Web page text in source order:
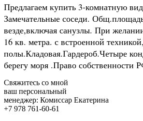
Предлагаем купить 3-комнатную
Замечательные соседи.
везде,включая санузлы. При
16 кв. метра. с встроенной
полы.Кладовая.Гардероб.Четыре
берегу моря .Право
Свяжитесь со мной
ваш персональный
менеджер: Комиссар Екатерина
+7 978 761-60-61